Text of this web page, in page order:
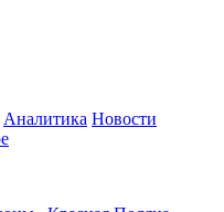
Аналитика Новости